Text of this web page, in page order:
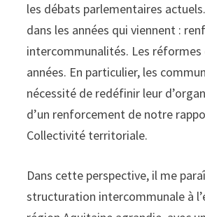
les débats parlementaires
dans les années qui viennent :
intercommunalités. Les
années. En particulier, les
nécessité de redéfinir leur
d’un renforcement de notre
Collectivité territoriale.
Dans cette perspective, il me
structuration intercommunale à